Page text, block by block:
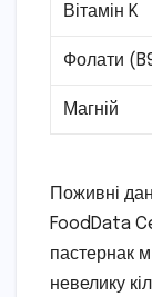
Вітамін K
Фолати
Магній
Поживні
FoodData
пастернак
невелику